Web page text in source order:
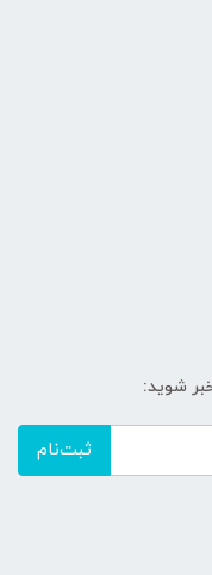
شوید:
ثبت‌نام